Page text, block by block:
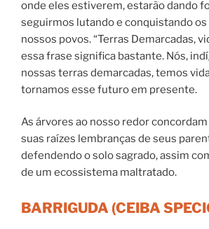
onde eles estiverem, estarão dando
seguirmos lutando e conquistando os
nossos povos. “Terras Demarcadas,
essa frase significa bastante. Nós,
nossas terras demarcadas, temos
tornamos esse futuro em presente.
As árvores ao nosso redor
suas raízes lembranças de seus
defendendo o solo sagrado, assim
de um ecossistema maltratado.
BARRIGUDA (CEIBA